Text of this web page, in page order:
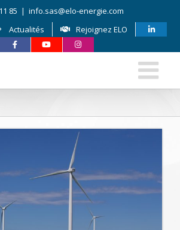
85 | info.sas@elo-energie.com
Actualités Rejoignez ELO